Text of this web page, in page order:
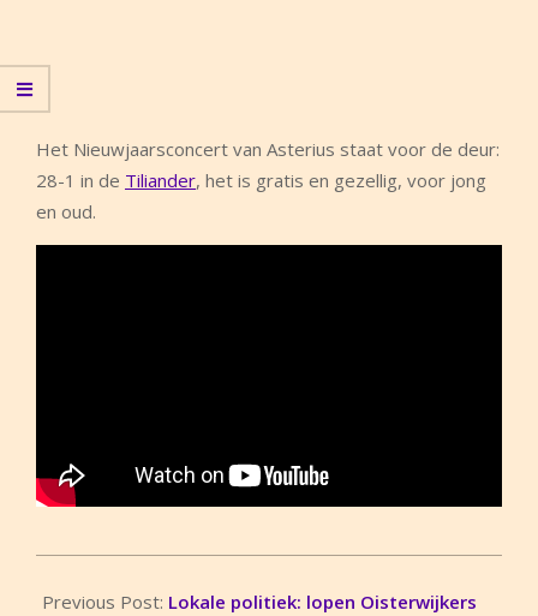
Het Nieuwjaarsconcert van Asterius staat voor de deur:
28-1 in de Tiliander, het is gratis en gezellig, voor jong
en oud.
01-
Previous Post: Lokale politiek: lopen Oisterwijkers